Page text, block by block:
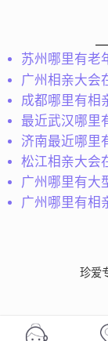
融洽，配合顺
作任务。
黄建业
子！只要两人可
对就可以了！我
苏州哪里有老
广州相亲大会
成都哪里有相
最近武汉哪里
济南最近哪里
松江相亲大会
广州哪里有大
广州哪里有相
珍爱